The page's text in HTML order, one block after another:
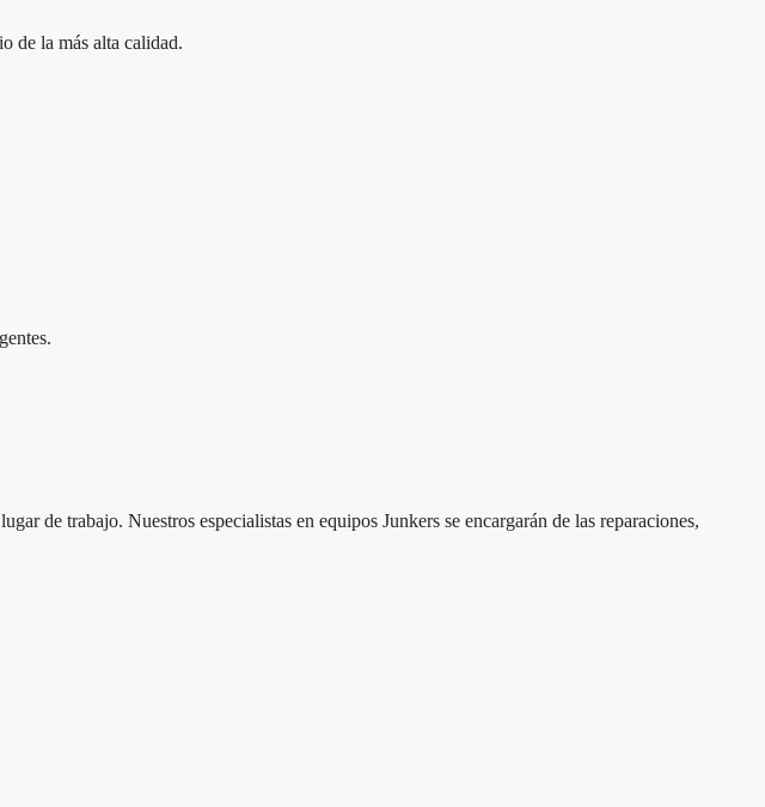
de la más alta calidad.
de trabajo. Nuestros especialistas en equipos Junkers se encargarán de las reparaciones,